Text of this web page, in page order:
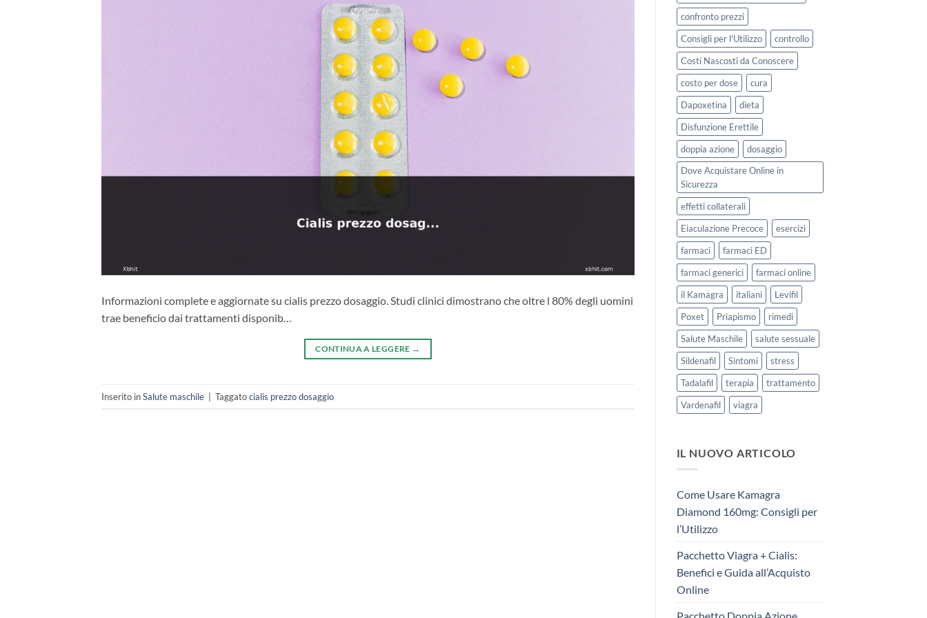
Informazioni complete e aggiornate su cialis prezzo dosaggio. Studi clinici dimostrano che oltre l 80% degli uomini
trae beneficio dai trattamenti disponib…
CONTINUA A LEGGERE →
Inserito inSalute maschile Taggatocialis prezzo dosaggio
confronto prezzi
Consigli per l'Utilizzo
controllo
Costi Nascosti da Conoscere
costo per dose
cura
Dapoxetina
dieta
Disfunzione Erettile
doppia azione
dosaggio
Dove Acquistare Online in
Sicurezza
effetti collaterali
Eiaculazione Precoce
esercizi
farmaci
farmaci ED
farmaci generici
farmaci online
il Kamagra
italiani
Levifil
Poxet
Priapismo
rimedi
Salute Maschile
salute sessuale
Sildenafil
Sintomi
stress
Tadalafil
terapia
trattamento
Vardenafil
viagra
IL NUOVO ARTICOLO
Come Usare Kamagra
Diamond 160mg: Consigli per
l’Utilizzo
Pacchetto Viagra + Cialis:
Benefici e Guida all’Acquisto
Online